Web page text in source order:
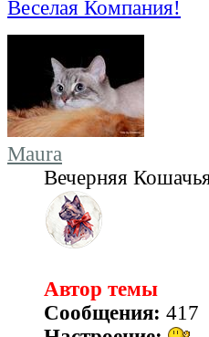
Веселая Компания!
Maura
Вечерняя
Автор темы
Сообщения: 417